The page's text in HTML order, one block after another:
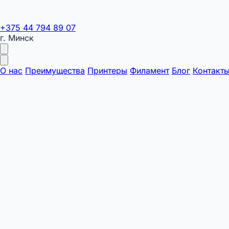
+375 44 794 89 07
г. Минск
О нас Преимущества Принтеры Филамент Блог